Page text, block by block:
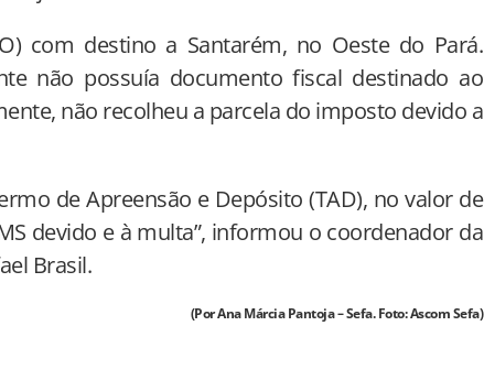
com destino a Santarém, no Oeste do Pará.
não possuía documento fiscal destinado ao
não recolheu a parcela do imposto devido a
de Apreensão e Depósito (TAD), no valor de
devido e à multa”, informou o coordenador da
Brasil.
(Por Ana Márcia Pantoja – Sefa. Foto: Ascom Sefa)